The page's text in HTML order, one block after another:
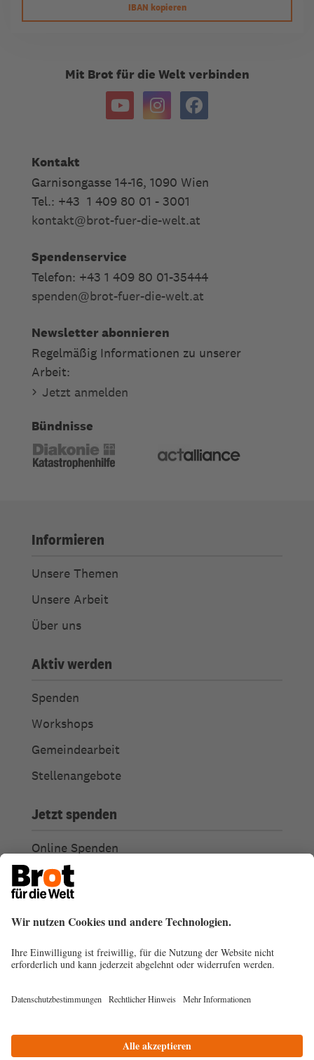
IBAN kopieren
Mit Brot für die Welt verbinden
Kontakt
Garnisongasse 14-16, 1090 Wien
Tel.: +43 1 409 80 01 - 3001
kontakt@brot-fuer-die-welt.at
Spendenservice
Telefon: +43 1 409 80 01-35444
spenden@brot-fuer-die-welt.at
Newsletter abonnieren
Regelmäßig Informationen zu unserer
Arbeit:
Jetzt anmelden
Bündnisse
Informieren
Unsere Themen
Unsere Arbeit
Über uns
Aktiv werden
Spenden
Workshops
Gemeindearbeit
Stellenangebote
Jetzt spenden
Online Spenden
Weitere Spendenmöglichkeiten
Ich habe Fragen zu meiner Spende
Spendengütesiegel
Transparenz
© 2026